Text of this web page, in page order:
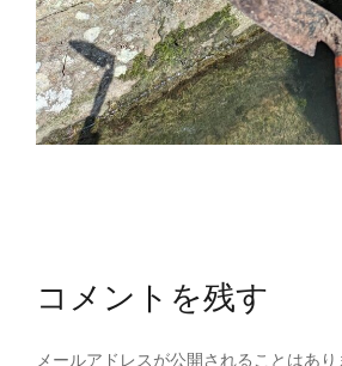
コメントを残す
メールアドレスが公開されることはあり